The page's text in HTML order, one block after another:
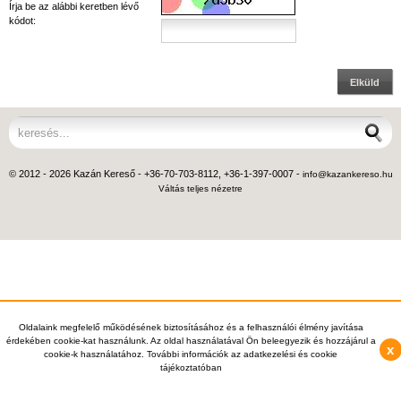
Oldalaink megfelelő működésének biztosításához és a felhasználói élmény javítása
érdekében cookie-kat használunk. Az oldal használatával Ön beleegyezik és hozzájárul a
cookie-k használatához. További információk az adatkezelési és cookie
tájékoztatóban
x
Írja be az alábbi keretben lévő
kódot:
Elküld
© 2012 - 2026 Kazán Kereső - +36-70-703-8112, +36-1-397-0007 - info@kazankereso.hu
Váltás teljes nézetre